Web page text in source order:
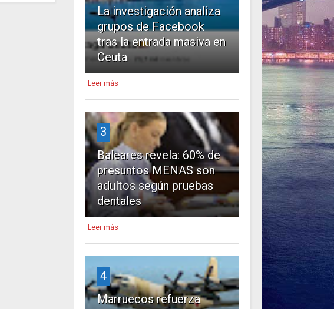
La investigación analiza
grupos de Facebook
tras la entrada masiva en
Ceuta
Leer más
3
Baleares revela: 60% de
presuntos MENAS son
adultos según pruebas
dentales
Leer más
4
Marruecos refuerza